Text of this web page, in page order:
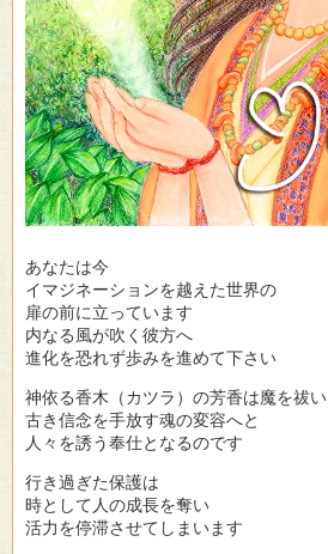
あなたは今
イマジネーションを越えた世界の
扉の前に立っています
内なる風が吹く彼方へ
進化を恐れず歩みを進めて下さい
神依る香木（カツラ）の芳香は魔を祓い
古き信念を手放す魂の変容へと
人々を誘う奉仕となるのです
行き過ぎた保護は
時として人の成長を奪い
活力を停滞させてしまいます